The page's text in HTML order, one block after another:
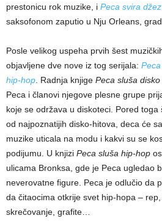
prestonicu rok muzike, i Peca svira džez
saksofonom zaputio u Nju Orleans,
Posle velikog uspeha prvih šest
objavljene dve nove iz tog serijala:
hip-hop. Radnja knjige Peca sluša disko
Peca i članovi njegove plesne grupe
koje se održava u diskoteci. Pored
od najpoznatijih disko-hitova, deca će
muzike uticala na modu i kakvi su se
podijumu. U knjizi Peca sluša hip-hop
ulicama Bronksa, gde je Peca ugledao
neverovatne figure. Peca je odlučio da
da čitaocima otkrije svet hip-hopa –
skrečovanje, grafite…